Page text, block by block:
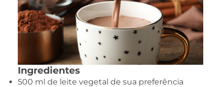
Ingredientes
500 ml de leite vegetal de sua preferência